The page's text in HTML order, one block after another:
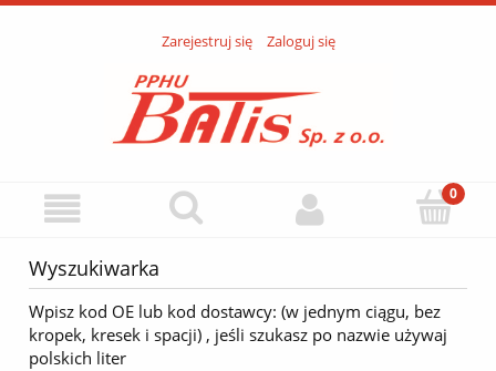
Zarejestruj się Zaloguj się
Wyszukiwarka
Wpisz kod OE lub kod dostawcy: (w jednym ciągu, bez
kropek, kresek i spacji) , jeśli szukasz po nazwie używaj
polskich liter